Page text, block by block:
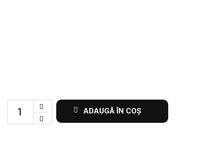
Set
ADAUGĂ ÎN COȘ